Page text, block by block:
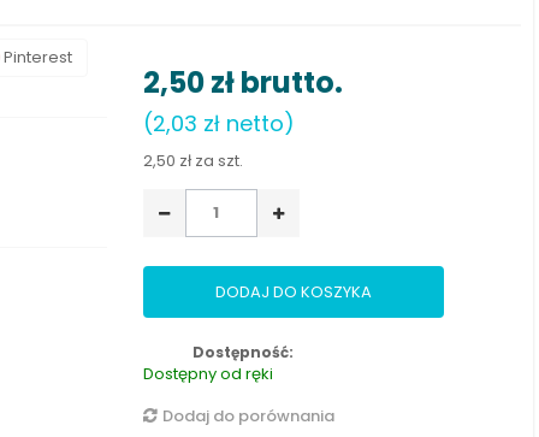
Pinterest
2,50 złbrutto.
(2,03 zł netto)
2,50 zł za szt.
DODAJ DO KOSZYKA
Dostępność:
Dostępny od ręki
Dodaj do porównania